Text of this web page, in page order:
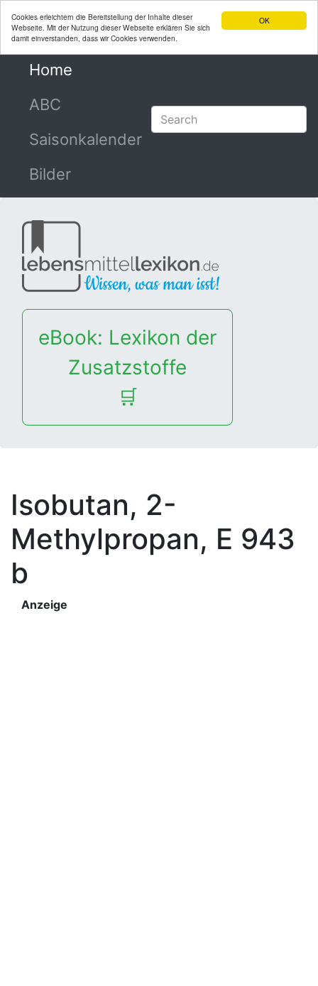
OK
Cookies erleichtern die Bereitstellung der Inhalte dieser
Webseite. Mit der Nutzung dieser Webseite erklären Sie sich
damit einverstanden, dass wir Cookies verwenden.
Home
ABC
Saisonkalender
Bilder
eBook: Lexikon der
Zusatzstoffe
🛒
Isobutan, 2-
Methylpropan, E 943
b
Anzeige